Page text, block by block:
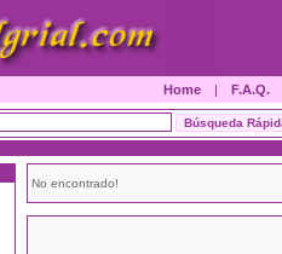
Home | F.A.Q.
No encontrado!